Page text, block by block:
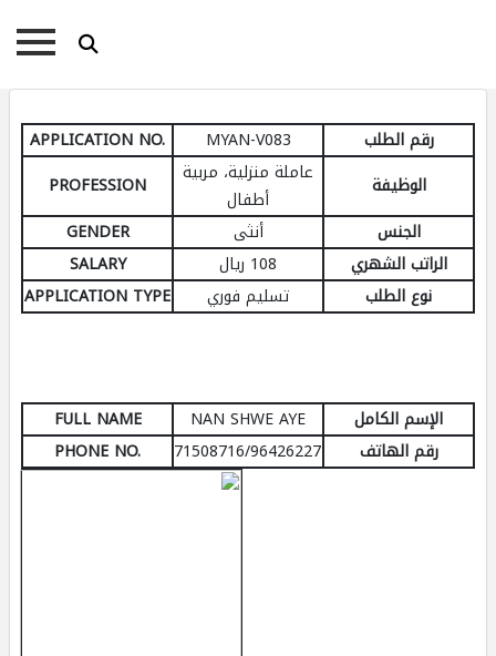
رقم الطلب MYAN-V083
APPLICATION NO.
الوظيفة
عاملة منزلية، مربية
أطفال
PROFESSION
الجنس
أنثى
GENDER
الراتب الشهري
108 ريال
SALARY
نوع الطلب
تسليم فوري APPLICATION TYPE
الإسم الكامل NAN SHWE AYE
FULL NAME
رقم الهاتف
71508716/96426227
PHONE NO.